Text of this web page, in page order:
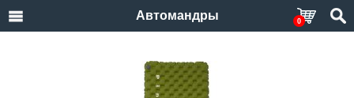
Автомандры 0